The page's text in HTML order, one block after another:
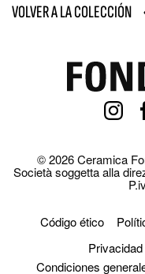
VOLVER A LA COLECCIÓN
© 2026 Ceramica
Società soggetta alla
Código ético
Condiciones